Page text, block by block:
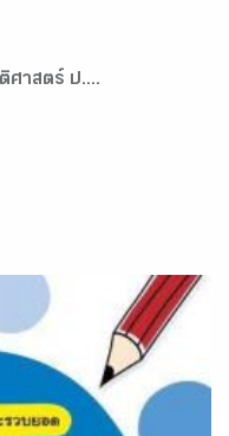
ศาสตร์ ป....